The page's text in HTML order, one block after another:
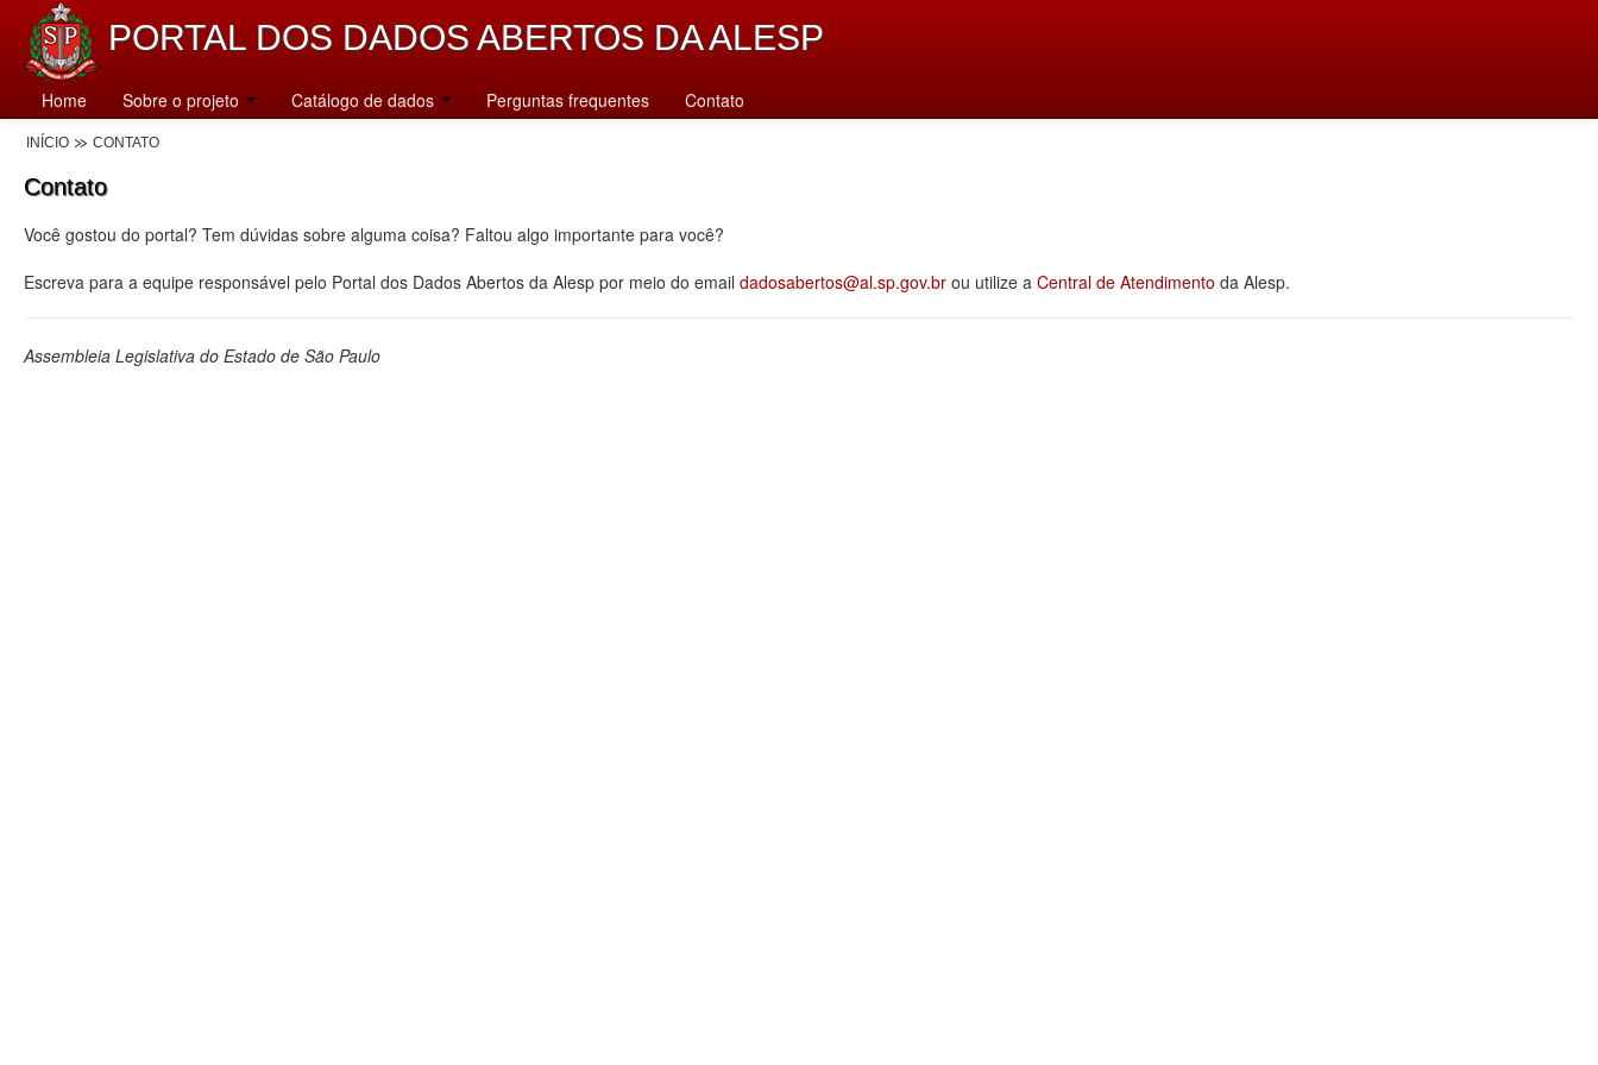
PORTAL DOS DADOS ABERTOS DA ALESP
Home Sobre o projeto Catálogo de dados Perguntas frequentes Contato
INÍCIO CONTATO
Contato
Você gostou do portal? Tem dúvidas sobre alguma coisa? Faltou algo importante para você?
Escreva para a equipe responsável pelo Portal dos Dados Abertos da Alesp por meio do email dadosabertos@al.sp.gov.br ou utilize a Central de Atendimento da Alesp.
Assembleia Legislativa do Estado de São Paulo